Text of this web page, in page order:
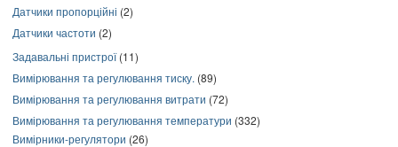
Датчики пропорційні (2)
Датчики частоти (2)
Задавальні пристрої(11)
Вимірювання та регулювання тиску. (89)
Вимірювання та регулювання витрати (72)
Вимірювання та регулювання температури (332)
Вимірники-регулятори (26)